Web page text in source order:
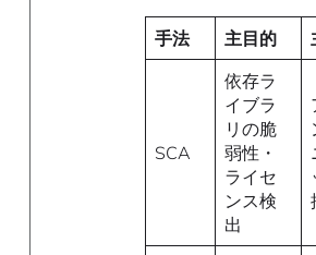
手法 主目的
SCA
依存ラ
イブラ
リの脆
弱性・
ライセ
ンス検
出